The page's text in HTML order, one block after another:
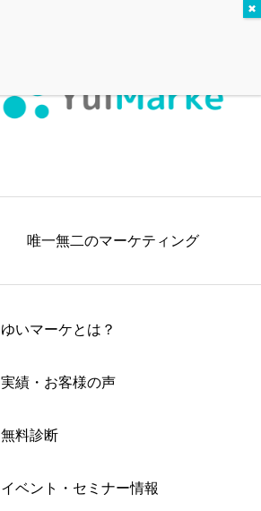
唯一無二のマーケティング
ゆいマーケとは？
実績・お客様の声
無料診断
イベント・セミナー情報